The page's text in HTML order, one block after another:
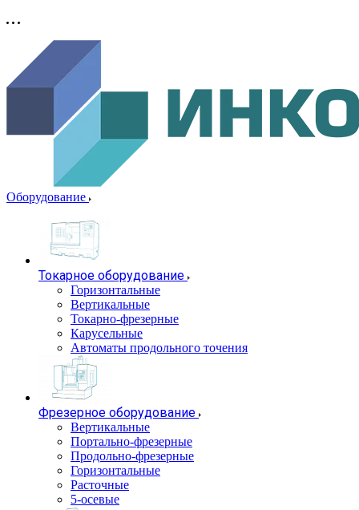
Оборудование
Токарное оборудование
Горизонтальные
Вертикальные
Токарно-фрезерные
Карусельные
Автоматы продольного точения
Фрезерное оборудование
Вертикальные
Портально-фрезерные
Продольно-фрезерные
Горизонтальные
Расточные
5-осевые